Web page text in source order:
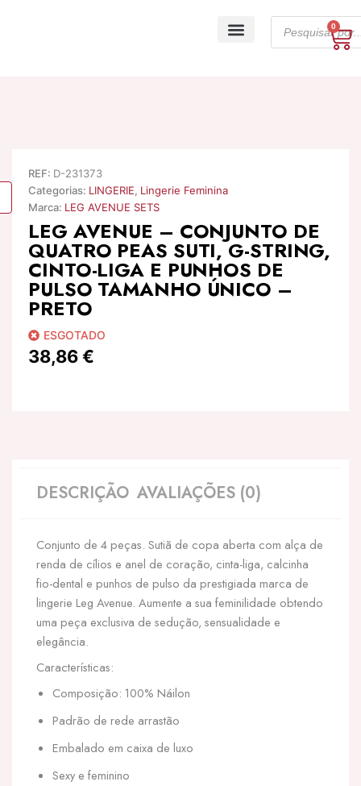
search
0
REF: D-231373
Categorias: LINGERIE, Lingerie Feminina
Marca: LEG AVENUE SETS
LEG AVENUE – CONJUNTO DE
QUATRO PEAS SUTI, G-STRING,
CINTO-LIGA E PUNHOS DE
PULSO TAMANHO ÚNICO –
PRETO
ESGOTADO
38,86€
DESCRIÇÃO AVALIAÇÕES (0)
Conjunto de 4 peças. Sutiã de copa aberta com alça de
renda de cílios e anel de coração, cinta-liga, calcinha
fio-dental e punhos de pulso da prestigiada marca de
lingerie Leg Avenue. Aumente a sua feminilidade obtendo
uma peça exclusiva de sedução, sensualidade e
elegância.
Características:
Composição: 100% Náilon
Padrão de rede arrastão
Embalado em caixa de luxo
Sexy e feminino